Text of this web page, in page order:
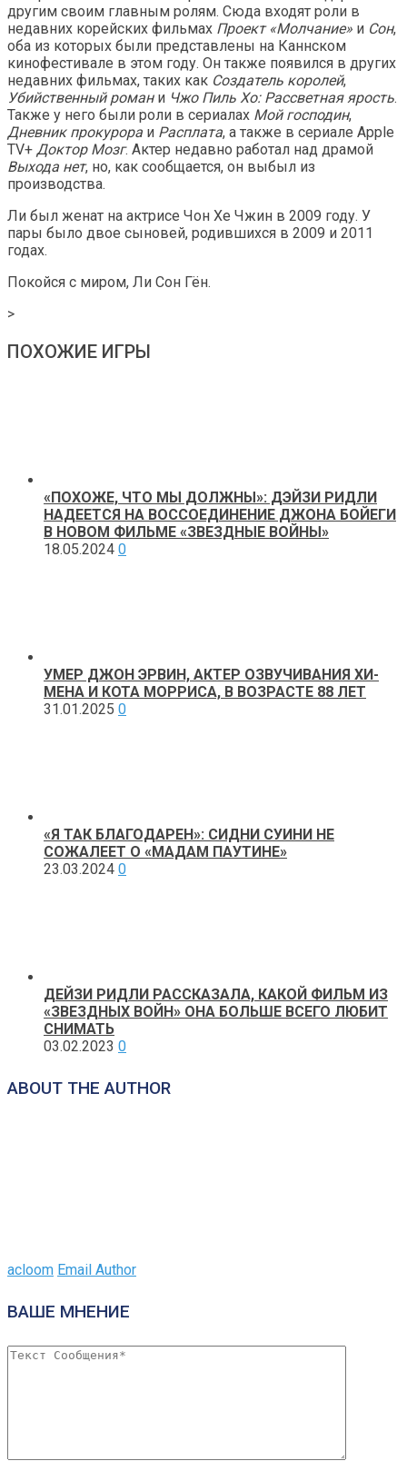
другим своим главным ролям. Сюда входят роли в
недавних корейских фильмах Проект «Молчание» и Сон,
оба из которых были представлены на Каннском
кинофестивале в этом году. Он также появился в других
недавних фильмах, таких как Создатель королей,
Убийственный романи Чжо Пиль Хо: Рассветная ярость.
Также у него были роли в сериалах Мой господин,
Дневник прокурора и Расплата, а также в сериале Apple
TV+ Доктор Мозг. Актер недавно работал над драмой
Выхода нет, но, как сообщается, он выбыл из
производства.
Ли был женат на актрисе Чон Хе Чжин в 2009 году. У
пары было двое сыновей, родившихся в 2009 и 2011
годах.
Покойся с миром, Ли Сон Гён.
>
ПОХОЖИЕ ИГРЫ
«ПОХОЖЕ, ЧТО МЫ ДОЛЖНЫ»: ДЭЙЗИ РИДЛИ
НАДЕЕТСЯ НА ВОССОЕДИНЕНИЕ ДЖОНА БОЙЕГИ
В НОВОМ ФИЛЬМЕ «ЗВЕЗДНЫЕ ВОЙНЫ»
18.05.2024 0
УМЕР ДЖОН ЭРВИН, АКТЕР ОЗВУЧИВАНИЯ ХИ-
МЕНА И КОТА МОРРИСА, В ВОЗРАСТЕ 88 ЛЕТ
31.01.2025 0
«Я ТАК БЛАГОДАРЕН»: СИДНИ СУИНИ НЕ
СОЖАЛЕЕТ О «МАДАМ ПАУТИНЕ»
23.03.2024 0
ДЕЙЗИ РИДЛИ РАССКАЗАЛА, КАКОЙ ФИЛЬМ ИЗ
«ЗВЕЗДНЫХ ВОЙН» ОНА БОЛЬШЕ ВСЕГО ЛЮБИТ
СНИМАТЬ
03.02.2023 0
ABOUT THE AUTHOR
acloom Email Author
ВАШЕ МНЕНИЕ